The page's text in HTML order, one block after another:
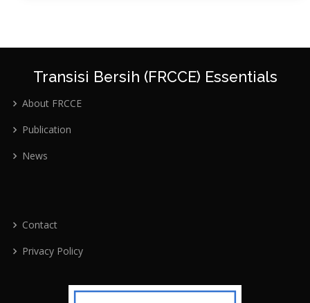
Transisi Bersih (FRCCE) Essentials
About FRCCE
Publication
News
Contact
Privacy Policy